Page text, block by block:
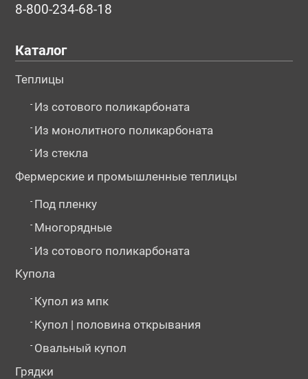
8-800-234-68-18
Каталог
Теплицы
- Из сотового поликарбоната
- Из монолитного поликарбоната
- Из стекла
Фермерские и промышленные теплицы
- Под пленку
- Многорядные
- Из сотового поликарбоната
Купола
- Купол из мпк
- Купол | половина открывания
- Овальный купол
Грядки